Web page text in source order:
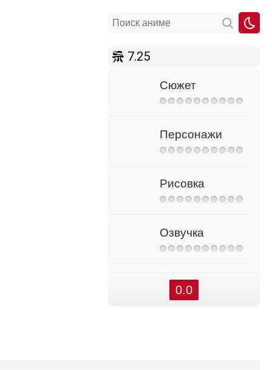
7.25
Сюжет
Персонажи
Рисовка
Озвучка
0.0